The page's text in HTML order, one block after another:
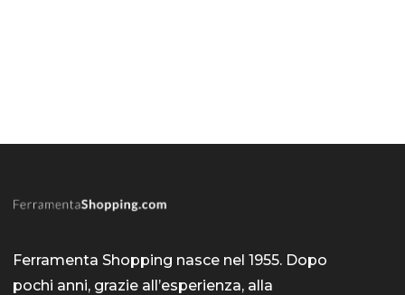
Ferramenta Shopping nasce nel 1955. Dopo
pochi anni, grazie all’esperienza, alla